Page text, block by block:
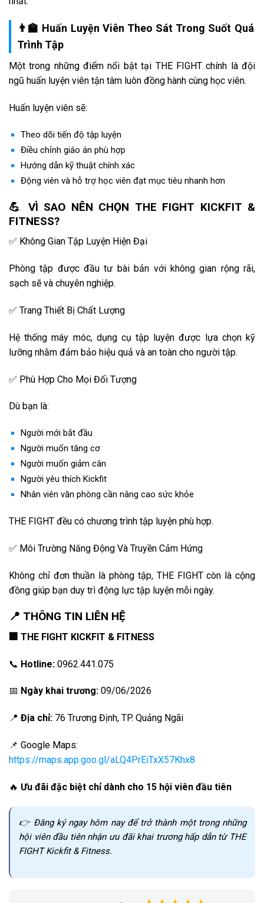
👨‍🏫 Huấn Luyện Viên Theo Sát Trong Suốt Quá
Trình Tập
Một trong những điểm nổi bật tại THE FIGHT chính là đội
ngũ huấn luyện viên tận tâm luôn đồng hành cùng học viên.
Huấn luyện viên sẽ:
Theo dõi tiến độ tập luyện
Điều chỉnh giáo án phù hợp
Hướng dẫn kỹ thuật chính xác
Động viên và hỗ trợ học viên đạt mục tiêu nhanh hơn
💪 VÌ SAO NÊN CHỌN THE FIGHT KICKFIT &
FITNESS?
✅ Không Gian Tập Luyện Hiện Đại
Phòng tập được đầu tư bài bản với không gian rộng rãi,
sạch sẽ và chuyên nghiệp.
✅ Trang Thiết Bị Chất Lượng
Hệ thống máy móc, dụng cụ tập luyện được lựa chọn kỹ
lưỡng nhằm đảm bảo hiệu quả và an toàn cho người tập.
✅ Phù Hợp Cho Mọi Đối Tượng
Dù bạn là:
Người mới bắt đầu
Người muốn tăng cơ
Người muốn giảm cân
Người yêu thích Kickfit
Nhân viên văn phòng cần nâng cao sức khỏe
THE FIGHT đều có chương trình tập luyện phù hợp.
✅ Môi Trường Năng Động Và Truyền Cảm Hứng
Không chỉ đơn thuần là phòng tập, THE FIGHT còn là cộng
đồng giúp bạn duy trì động lực tập luyện mỗi ngày.
📍 THÔNG TIN LIÊN HỆ
🏢 THE FIGHT KICKFIT & FITNESS
📞 Hotline: 0962.441.075
📅 Ngày khai trương: 09/06/2026
📍 Địa chỉ: 76 Trương Định, TP. Quảng Ngãi
📌 Google Maps:
https://maps.app.goo.gl/aLQ4PrEiTxX57Khx8
🔥 Ưu đãi đặc biệt chỉ dành cho 15 hội viên đầu tiên
👉 Đăng ký ngay hôm nay để trở thành một trong những
hội viên đầu tiên nhận ưu đãi khai trương hấp dẫn từ THE
FIGHT Kickfit & Fitness.